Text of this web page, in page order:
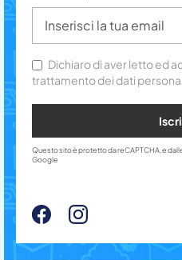
Dichiaro di aver letto ed
trattamento dei dati
Questo sito è protetto da reCAPTCHA, e
Google